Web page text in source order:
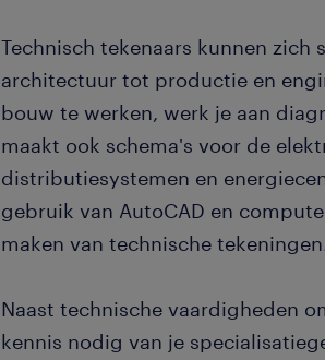
Technisch tekenaars kunnen
architectuur tot productie en
bouw te werken, werk je aan
maakt ook schema's voor de
distributiesystemen en
gebruik van AutoCAD en
maken van technische
Naast technische vaardigheden
kennis nodig van je